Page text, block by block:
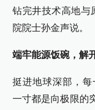
钻完井技术高地与
院院士孙金声说。
端牢能源饭碗，解
挺进地球深部，
一寸都是向极限的